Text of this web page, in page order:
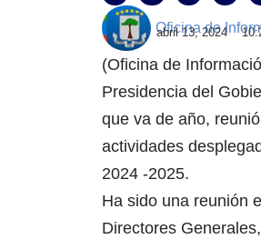
Oficina de
abril 13, 2024
(Oficina de
Presidencia del
que va de año,
actividades
2024 -2025.
Ha sido una reunión
Directores